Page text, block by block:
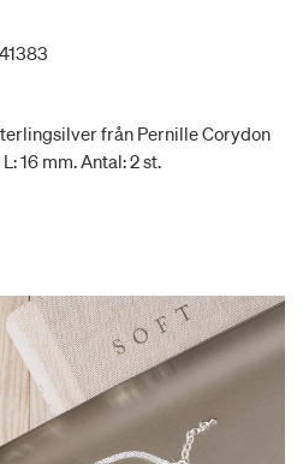
från Pernille Corydon
16 mm. Antal: 2 st.